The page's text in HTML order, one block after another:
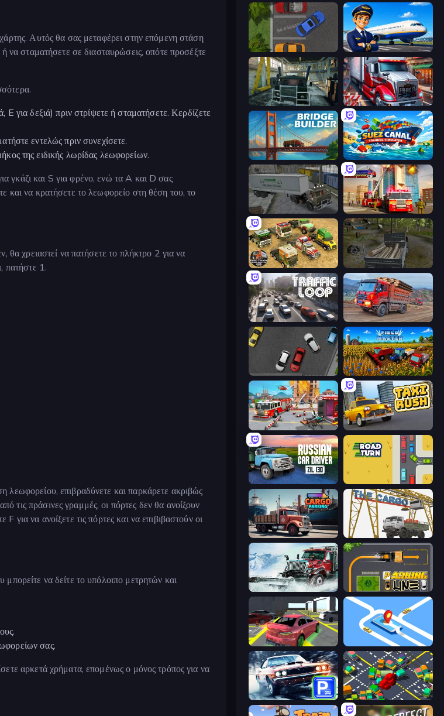
Αυτός θα σας μεταφέρει στην επόμενη στάση
να σταματήσετε σε διασταυρώσεις, οπότε προσέξτε
για δεξιά) πριν στρίψετε ή σταματήσετε. Κερδίζετε
εντελώς πριν συνεχίσετε.
της ειδικής λωρίδας λεωφορείων.
γκάζι και S για φρένο, ενώ τα A και D σας
και να κρατήσετε το λεωφορείο στη θέση του, το
θα χρειαστεί να πατήσετε το πλήκτρο 2 για να
πατήστε 1.
λεωφορείου, επιβραδύνετε και παρκάρετε ακριβώς
τις πράσινες γραμμές, οι πόρτες δεν θα ανοίξουν
για να ανοίξετε τις πόρτες και να επιβιβαστούν οι
να δείτε το υπόλοιπο μετρητών και
σας.
αρκετά χρήματα, επομένως ο μόνος τρόπος για να
Parking Space Idle Airport Tycoon
Kamaz Truck Driver Just Park It 12
Bridge Builder Suez Canal Training Simulator
Russian Kamaz Truck Driver Fire Truck Driving School
Euro Truck Driving Simulator 2025 Russian Delivery Club Baikal
Traffic Loop Cargo Truck Driver Simulator
Time to Park Field Master
Fireman 2024 Taxi Rush
Russian Car Driver ZIL 130
Cargo Truck Parking The Cargo
Snow Plow Truck Parking Line
Garage Parking Drive Taxi
Real Car Parking Slightly Annoying Traffic